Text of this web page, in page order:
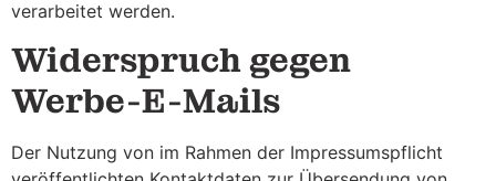
verarbeitet werden.
Widerspruch gegen
Werbe-E-Mails
Der Nutzung von im Rahmen der Impressumspflicht